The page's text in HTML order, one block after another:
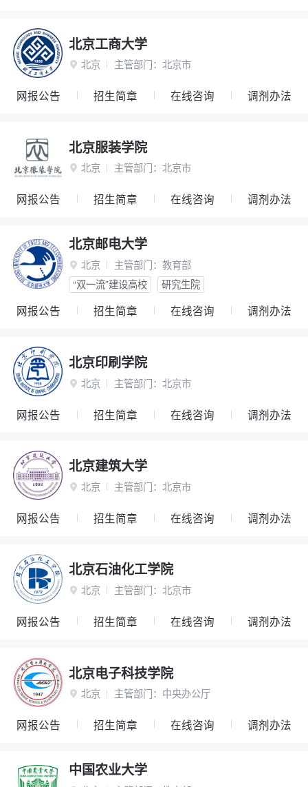
北京工商大学
 北京 主管部门： 北京市
网报公告 招生简章 在线咨询 调剂办法
北京服装学院
 北京 主管部门： 北京市
网报公告 招生简章 在线咨询 调剂办法
北京邮电大学
 北京 主管部门： 教育部
“双一流”建设高校
研究生院
网报公告 招生简章 在线咨询 调剂办法
北京印刷学院
 北京 主管部门： 北京市
网报公告 招生简章 在线咨询 调剂办法
北京建筑大学
 北京 主管部门： 北京市
网报公告 招生简章 在线咨询 调剂办法
北京石油化工学院
 北京 主管部门： 北京市
网报公告 招生简章 在线咨询 调剂办法
北京电子科技学院
 北京 主管部门： 中央办公厅
网报公告 招生简章 在线咨询 调剂办法
中国农业大学